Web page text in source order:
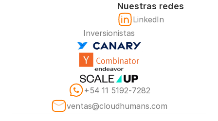
Nuestras redes
LinkedIn
Inversionistas
‪+54 11 5192‑7282‬
ventas@cloudhumans.com